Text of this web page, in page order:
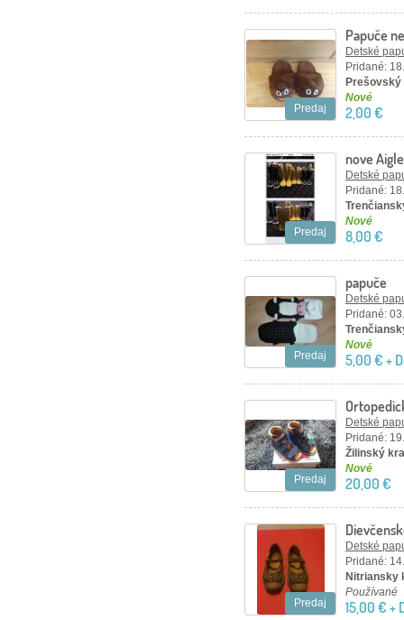
Predaj
Papuče
Detské
Pridané:
Nové
2,00 €
Predaj
nove
Detské
Pridané:
Nové
8,00 €
Predaj
papuče
Detské
Pridané:
Nové
5,00 € +
Predaj
Detské
Pridané:
Žilinský
Nové
20,00 €
Predaj
KORNECKI
Detské
Pridané:
Nitriansky
Používané
15,00 € +